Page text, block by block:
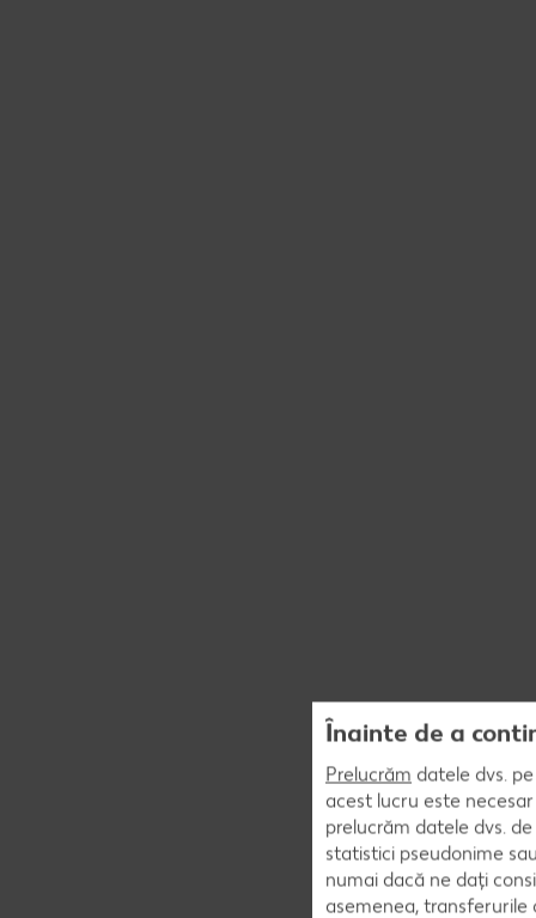
Înainte de a
Prelucrăm datele dvs.
acest lucru este
prelucrăm datele dvs.
statistici pseudonime
numai dacă ne dați
asemenea,